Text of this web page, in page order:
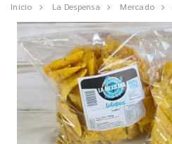
Inicio La Despensa Mercado